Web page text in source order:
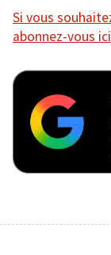
Si vous
abonnez-vous